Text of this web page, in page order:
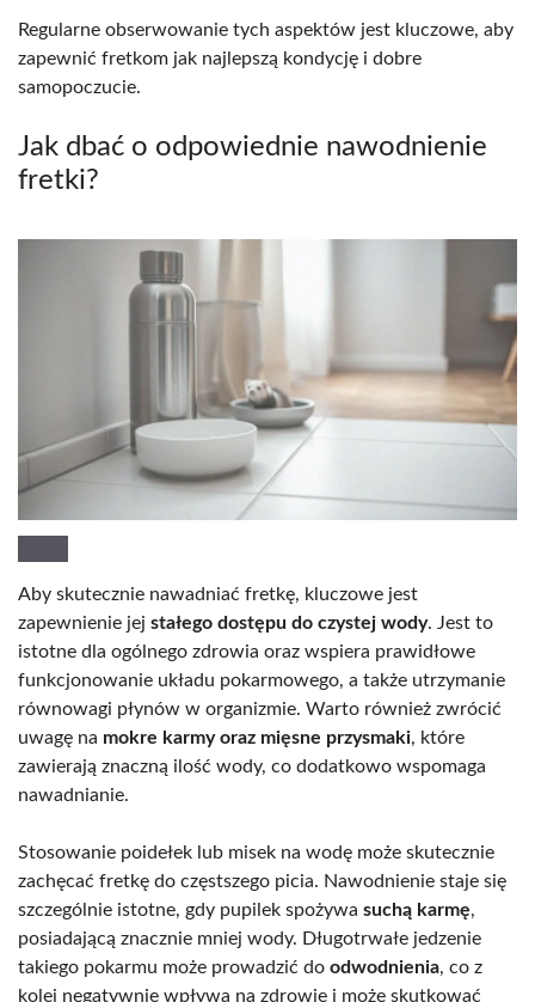
Regularne obserwowanie tych aspektów jest kluczowe, aby
zapewnić fretkom jak najlepszą kondycję i dobre
samopoczucie.
Jak dbać o odpowiednie nawodnienie
fretki?
Aby skutecznie nawadniać fretkę, kluczowe jest
zapewnienie jej stałego dostępu do czystej wody. Jest to
istotne dla ogólnego zdrowia oraz wspiera prawidłowe
funkcjonowanie układu pokarmowego, a także utrzymanie
równowagi płynów w organizmie. Warto również zwrócić
uwagę na mokre karmy oraz mięsne przysmaki, które
zawierają znaczną ilość wody, co dodatkowo wspomaga
nawadnianie.
Stosowanie poidełek lub misek na wodę może skutecznie
zachęcać fretkę do częstszego picia. Nawodnienie staje się
szczególnie istotne, gdy pupilek spożywa suchą karmę,
posiadającą znacznie mniej wody. Długotrwałe jedzenie
takiego pokarmu może prowadzić do odwodnienia, co z
kolei negatywnie wpływa na zdrowie i może skutkować